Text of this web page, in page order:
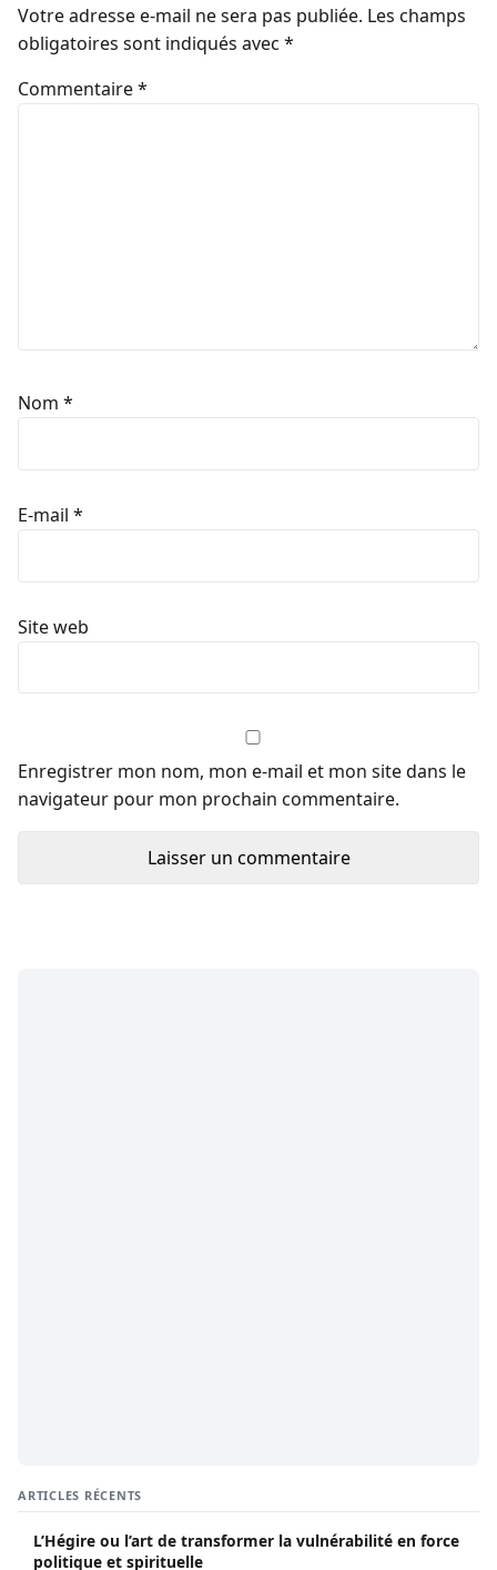
Votre adresse e-mail ne sera pas publiée. Les champs
obligatoires sont indiqués avec *
Commentaire*
Nom *
E-mail *
Site web
Enregistrer mon nom, mon e-mail et mon site dans le
navigateur pour mon prochain commentaire.
ARTICLES RÉCENTS
L’Hégire ou l’art de transformer la vulnérabilité en force
politique et spirituelle